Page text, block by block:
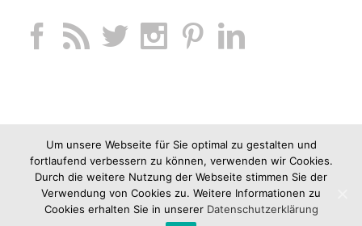
Um unsere Webseite für Sie optimal zu gestalten und
fortlaufend verbessern zu können, verwenden wir Cookies.
Durch die weitere Nutzung der Webseite stimmen Sie der
Verwendung von Cookies zu. Weitere Informationen zu
Cookies erhalten Sie in unserer Datenschutzerklärung